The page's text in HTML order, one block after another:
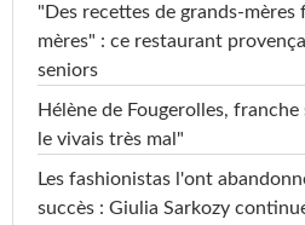
"Des recettes de grands-mères
mères" : ce restaurant
seniors
Hélène de Fougerolles,
le vivais très mal"
Les fashionistas l'ont
succès : Giulia Sarkozy